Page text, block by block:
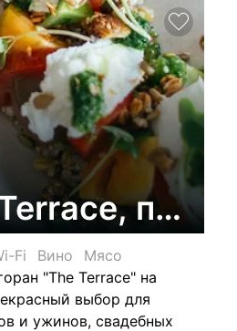
Fi Вино
Мясо
"The Terrace" на
выбор для
и ужинов, свадебных